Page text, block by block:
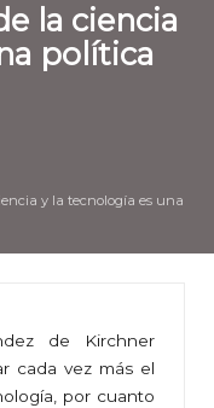
la ciencia
política
y la tecnología es una
de Kirchner
cada vez más el
por cuanto